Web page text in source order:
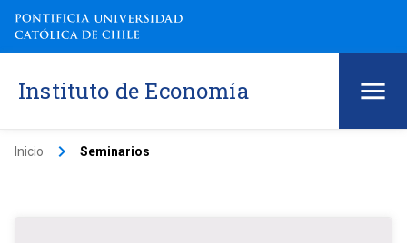
Instituto de Economía
Inicio keyboard_arrow_right Seminarios